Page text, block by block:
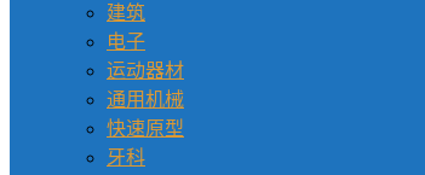
建筑
电子
运动器材
通用机械
快速原型
牙科